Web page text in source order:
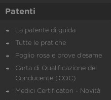
Patenti
La patente di guida
Tutte le pratiche
Foglio rosa e prove d’esame
Carta di Qualificazione del
Conducente (CQC)
Medici Certificatori - Novità